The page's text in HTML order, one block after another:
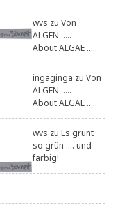
wvs zuVon
ALGEN .....
About ALGAE .....
ingaginga zuVon
ALGEN .....
About ALGAE .....
wvs zuEs grünt
so grün .... und
farbig!